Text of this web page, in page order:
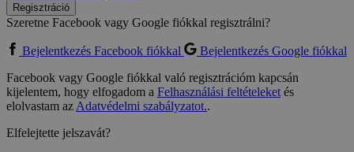
Regisztráció
Szeretne Facebook vagy Google fiókkal regisztrálni?
Bejelentkezés Facebook fiókkal
Bejelentkezés Google fiókkal
Facebook vagy Google fiókkal való regisztrációm kapcsán
kijelentem, hogy elfogadom a Felhasználási feltételeketés
elolvastam azAdatvédelmi szabályzatot..
Elfelejtette jelszavát?